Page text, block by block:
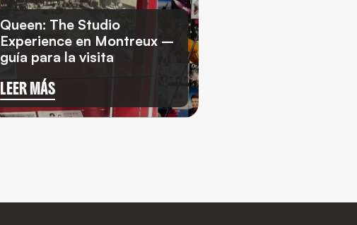
Queen: The Studio
Experience en Montreux –
guía para la visita
LEER MÁS